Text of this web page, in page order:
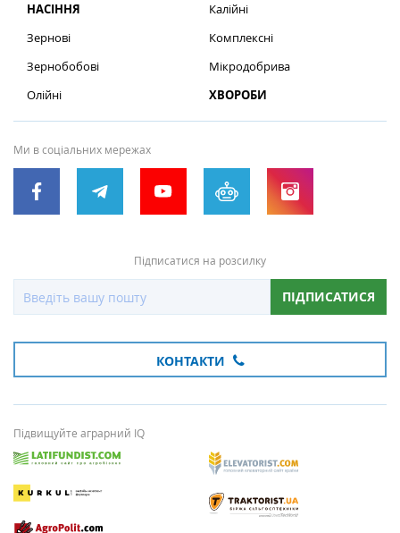
НАСІННЯ
Зернові
Зернобобові
Олійні
Калійні
Комплексні
Мікродобрива
ХВОРОБИ
Ми в соціальних мережах
Підписатися на розсилку
ПІДПИСАТИСЯ
КОНТАКТИ
Підвищуйте аграрний IQ